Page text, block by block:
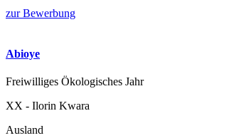
zur Bewerbung
Abioye
Freiwilliges Ökologisches Jahr
XX - Ilorin Kwara
Ausland